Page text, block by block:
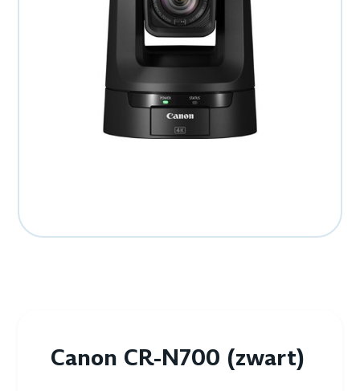
Canon CR-N700 (zwart)